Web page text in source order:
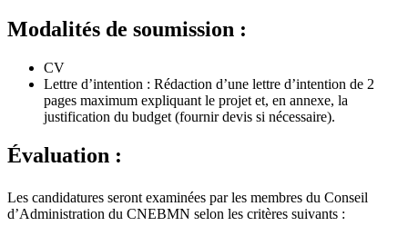
Modalités de soumission :
CV
Lettre d’intention : Rédaction d’une lettre d’intention de 2
pages maximum expliquant le projet et, en annexe, la
justification du budget (fournir devis si nécessaire).
Évaluation :
Les candidatures seront examinées par les membres du Conseil
d’Administration du CNEBMN selon les critères suivants :